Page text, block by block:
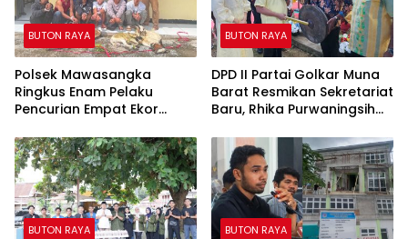
BUTON RAYA
Polsek Mawasangka
Ringkus Enam Pelaku
Pencurian Empat Ekor
Waara
BUTON RAYA
DPD II Partai Golkar Muna
Barat Resmikan Sekretariat
Baru, Rhika Purwaningsih
BUTON RAYA BUTON RAYA